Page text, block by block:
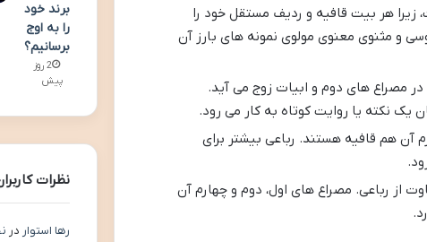
زیرا هر بیت قافیه و ردیف مستقل خود را
و مثنوی معنوی مولوی نمونه های بارز آن
۱۵ بیت دارد و قافیه ها در مصراع های دوم و ابیات زوج می آید.
یک نکته یا روایت کوتاه به کار می رود.
آن هم قافیه هستند. رباعی بیشتر برای
از رباعی. مصراع های اول، دوم و چهارم آن
برند خود
را به اوج
برسانیم؟
2 روز
پیش
نظرات
رها استوار در